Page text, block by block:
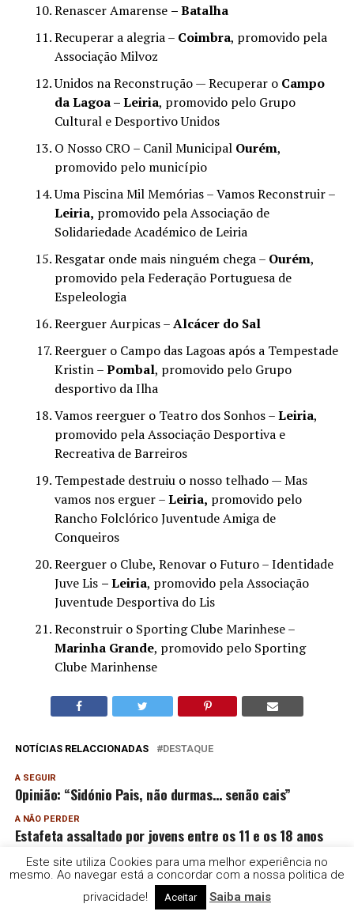
Renascer Amarense – Batalha
Recuperar a alegria – Coimbra, promovido pela
Associação Milvoz
Unidos na Reconstrução — Recuperar o Campo
da Lagoa – Leiria, promovido pelo Grupo
Cultural e Desportivo Unidos
O Nosso CRO – Canil Municipal Ourém,
promovido pelo município
Uma Piscina Mil Memórias – Vamos Reconstruir –
Leiria, promovido pela Associação de
Solidariedade Académico de Leiria
Resgatar onde mais ninguém chega – Ourém,
promovido pela Federação Portuguesa de
Espeleologia
Reerguer Aurpicas –Alcácer do Sal
Reerguer o Campo das Lagoas após a Tempestade
Kristin –Pombal, promovido pelo Grupo
desportivo da Ilha
Vamos reerguer o Teatro dos Sonhos –Leiria,
promovido pela Associação Desportiva e
Recreativa de Barreiros
Tempestade destruiu o nosso telhado — Mas
vamos nos erguer –Leiria, promovido pelo
Rancho Folclórico Juventude Amiga de
Conqueiros
Reerguer o Clube, Renovar o Futuro – Identidade
Juve Lis – Leiria, promovido pela Associação
Juventude Desportiva do Lis
Reconstruir o Sporting Clube Marinhese –
Marinha Grande, promovido pelo Sporting
Clube Marinhense
NOTÍCIAS RELACCIONADAS DESTAQUE
A SEGUIR
Opinião: “Sidónio Pais, não durmas… senão cais”
A NÃO PERDER
Estafeta assaltado por jovens entre os 11 e os 18 anos
Rádio e Televisão do Sul | TDS
Este site utiliza Cookies para uma melhor experiência no
mesmo. Ao navegar está a concordar com a nossa politica de
privacidade!
Aceitar Saiba mais